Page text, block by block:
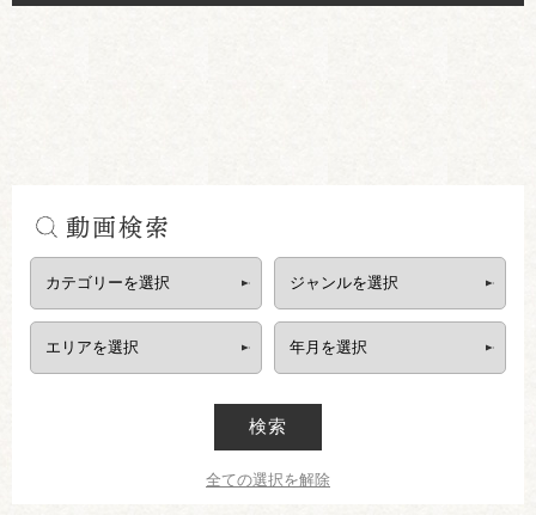
動画検索
検索
全ての選択を解除